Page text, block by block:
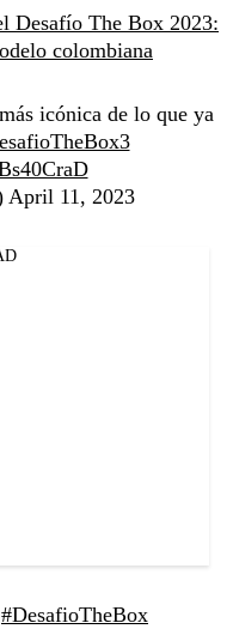
Desafío The Box 2023:
colombiana
icónica de lo que ya
April 11, 2023
#DesafioTheBox